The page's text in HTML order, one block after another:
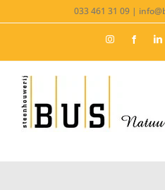
033 461 31 09 |
InstagramFacebook